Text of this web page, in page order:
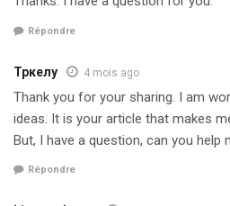
Répondre
Тркелу 4 mois ago
Thank you for your sharing. I am
ideas. It is your article that makes
But, I have a question, can you help
Répondre